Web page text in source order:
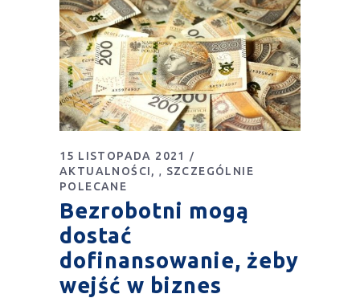
15 LISTOPADA 2021
AKTUALNOŚCI
,
SZCZEGÓLNIE
POLECANE
Bezrobotni mogą
dostać
dofinansowanie, żeby
wejść w biznes